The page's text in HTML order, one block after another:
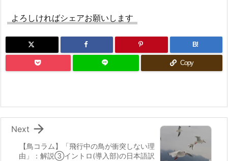
よろしければシェアお願いします
B!
Copy
【鳥コラム】「飛行中の鳥が衝突しない理
由」：解説③イントロ(導入部)の日本語訳

Next